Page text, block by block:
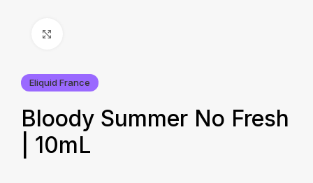
Eliquid France
Bloody Summer No Fresh
| 10mL